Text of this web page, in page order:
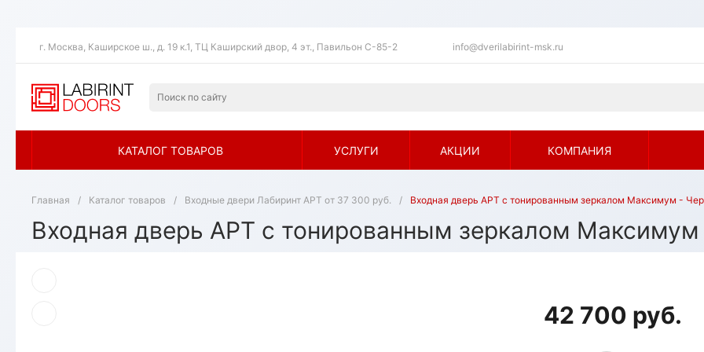
г. Москва, Каширское ш., д. 19 к.1, ТЦ Каширский двор, 4 эт., Павильон C-85-2 info@dverilabirint-msk.ru
КАТАЛОГ ТОВАРОВ УСЛУГИ АКЦИИ КОМПАНИЯ
Главная / Каталог товаров / Входные двери Лабиринт АРТ от 37 300 руб. / Входная дверь АРТ с тонированным зеркалом Максимум -
Входная дверь АРТ с тонированным зеркалом
42 700 руб.